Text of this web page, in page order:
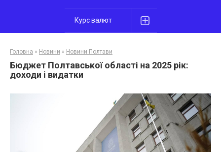
Курс валют
Головна » Новини » Новини Полтави
Бюджет Полтавської області на 2025 рік:
доходи і видатки